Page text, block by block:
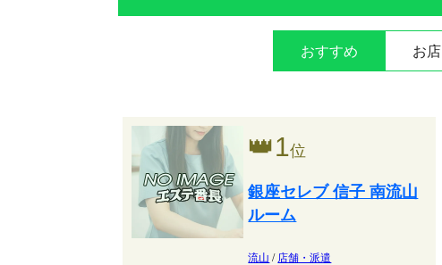
おすすめ お店
👑1位
銀座セレブ 信子 南流山
ルーム
流山 / 店舗・派遣